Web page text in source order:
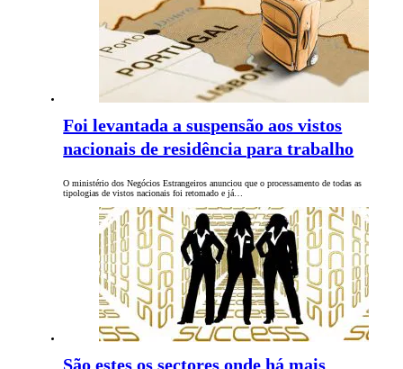
Foi levantada a suspensão aos vistos
nacionais de residência para trabalho
O ministério dos Negócios Estrangeiros anunciou que o processamento de todas as
tipologias de vistos nacionais foi retomado e já…
São estes os sectores onde há mais